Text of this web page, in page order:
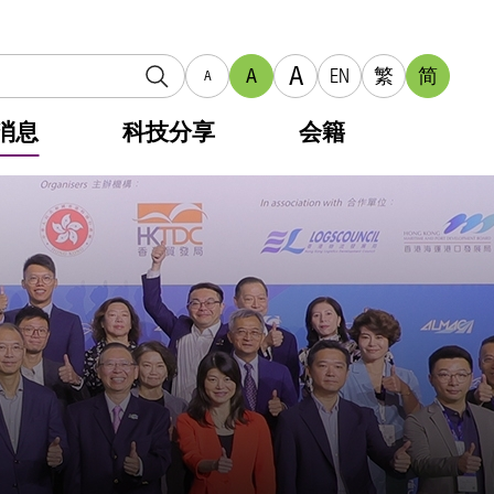
A A A EN 繁 简
息 科技分享 会籍